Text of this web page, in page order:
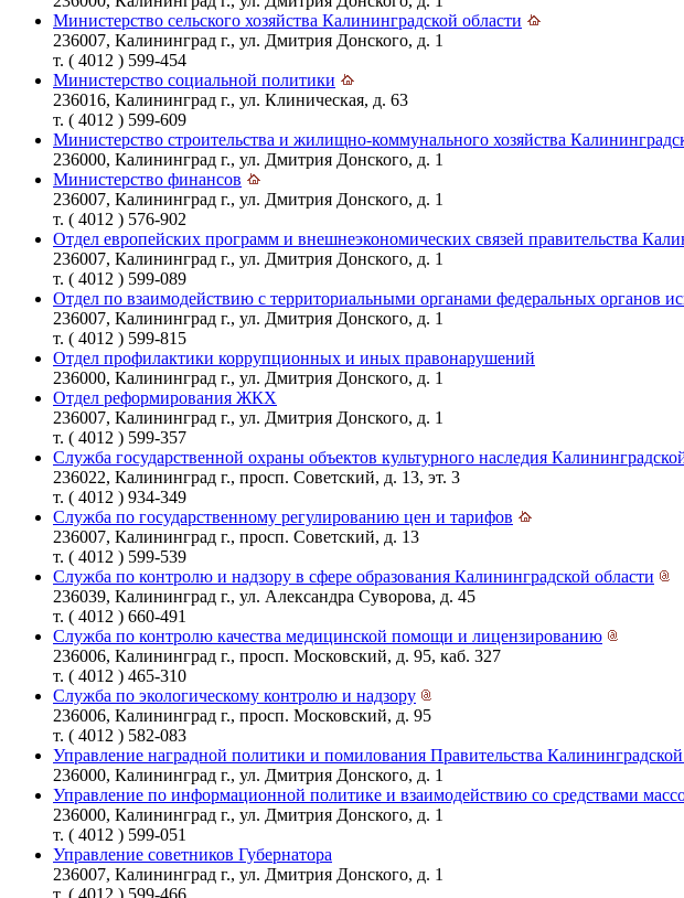
Министерство сельского хозяйства Калининградской области
236007, Калининград г., ул. Дмитрия Донского, д. 1
т. ( 4012 ) 599-454
Министерство социальной политики
236016, Калининград г., ул. Клиническая, д. 63
т. ( 4012 ) 599-609
Министерство строительства и жилищно-коммунального хозяйства
236000, Калининград г., ул. Дмитрия Донского, д. 1
Министерство финансов
236007, Калининград г., ул. Дмитрия Донского, д. 1
т. ( 4012 ) 576-902
Отдел европейских программ и внешнеэкономических связей правительства
236007, Калининград г., ул. Дмитрия Донского, д. 1
т. ( 4012 ) 599-089
Отдел по взаимодействию с территориальными органами федеральных органов
236007, Калининград г., ул. Дмитрия Донского, д. 1
т. ( 4012 ) 599-815
Отдел профилактики коррупционных и иных правонарушений
236000, Калининград г., ул. Дмитрия Донского, д. 1
Отдел реформирования ЖКХ
236007, Калининград г., ул. Дмитрия Донского, д. 1
т. ( 4012 ) 599-357
Служба государственной охраны объектов культурного наследия
236022, Калининград г., просп. Советский, д. 13, эт. 3
т. ( 4012 ) 934-349
Служба по государственному регулированию цен и тарифов
236007, Калининград г., просп. Советский, д. 13
т. ( 4012 ) 599-539
Служба по контролю и надзору в сфере образования Калининградской области
236039, Калининград г., ул. Александра Суворова, д. 45
т. ( 4012 ) 660-491
Служба по контролю качества медицинской помощи и лицензированию
236006, Калининград г., просп. Московский, д. 95, каб. 327
т. ( 4012 ) 465-310
Служба по экологическому контролю и надзору
236006, Калининград г., просп. Московский, д. 95
т. ( 4012 ) 582-083
Управление наградной политики и помилования Правительства Калининградской
236000, Калининград г., ул. Дмитрия Донского, д. 1
Управление по информационной политике и взаимодействию со средствами
236000, Калининград г., ул. Дмитрия Донского, д. 1
т. ( 4012 ) 599-051
Управление советников Губернатора
236007, Калининград г., ул. Дмитрия Донского, д. 1
т. ( 4012 ) 599-466